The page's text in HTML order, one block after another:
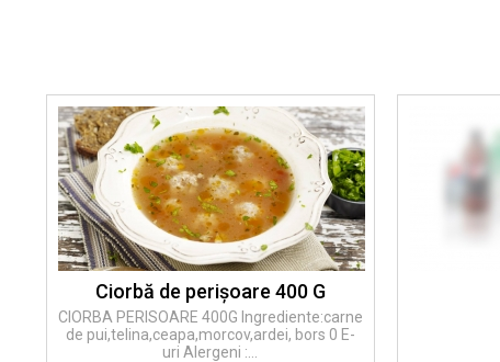
Ciorbă de perişoare 400 G
CIORBA PERISOARE 400G Ingrediente:carne
de pui,telina,ceapa,morcov,ardei, bors 0 E-
uri Alergeni :...